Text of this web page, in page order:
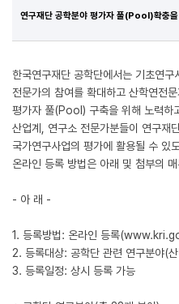
연구재단 공학분야 평가자 풀(Pool)확충을
한국연구재단 공학단에서는 기초연
전문가의 참여를 확대하고 산학연전
평가자 풀(Pool) 구축을 위해 노력하
산업계, 연구소 전문가분들이 연구재
국가연구사업의 평가에 활용될 수 있
온라인 등록 방법은 아래 및 첨부의
- 아 래 -
1. 등록방법: 온라인 등록
2. 등록대상: 공학단 관련 연구분야(
3. 등록일정: 상시 등록 가능